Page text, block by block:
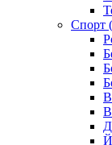
Спорт